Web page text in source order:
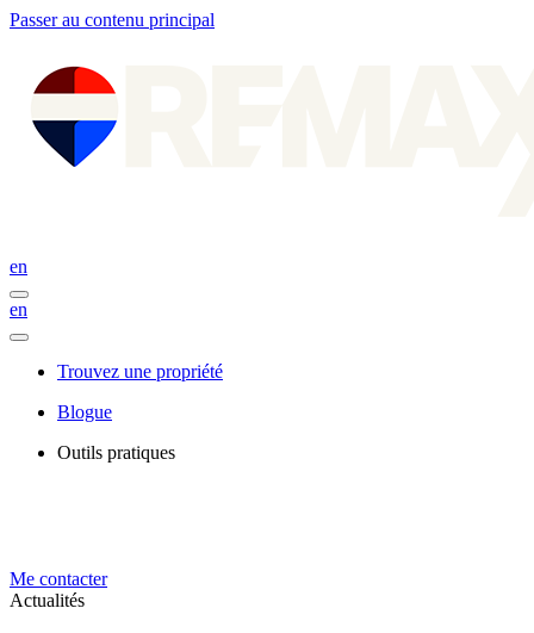
Passer au contenu principal
en
en
Trouvez une propriété
Blogue
Outils pratiques
Me contacter
Actualités